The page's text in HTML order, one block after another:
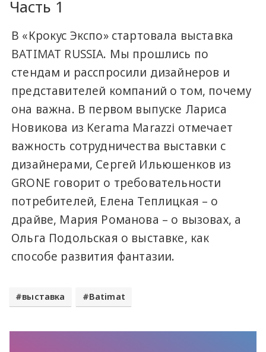
Часть 1
В «Крокус Экспо» стартовала выставка
BATIMAT RUSSIA. Мы прошлись по
стендам и расспросили дизайнеров и
представителей компаний о том, почему
она важна. В первом выпуске Лариса
Новикова из Kerama Marazzi отмечает
важность сотрудничества выставки с
дизайнерами, Сергей Ильюшенков из
GRONE говорит о требовательности
потребителей, Елена Теплицкая – о
драйве, Мария Романова – о вызовах, а
Ольга Подольская о выставке, как
способе развития фантазии.
выставка Batimat